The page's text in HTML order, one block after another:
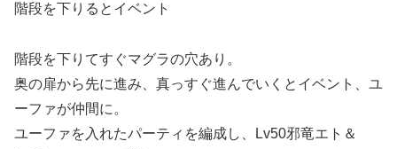
階段を下りるとイベント
階段を下りてすぐマグラの穴あり。
奥の扉から先に進み、真っすぐ進んでいくとイベント、ユ
ーファが仲間に。
ユーファを入れたパーティを編成し、Lv50邪竜エト＆